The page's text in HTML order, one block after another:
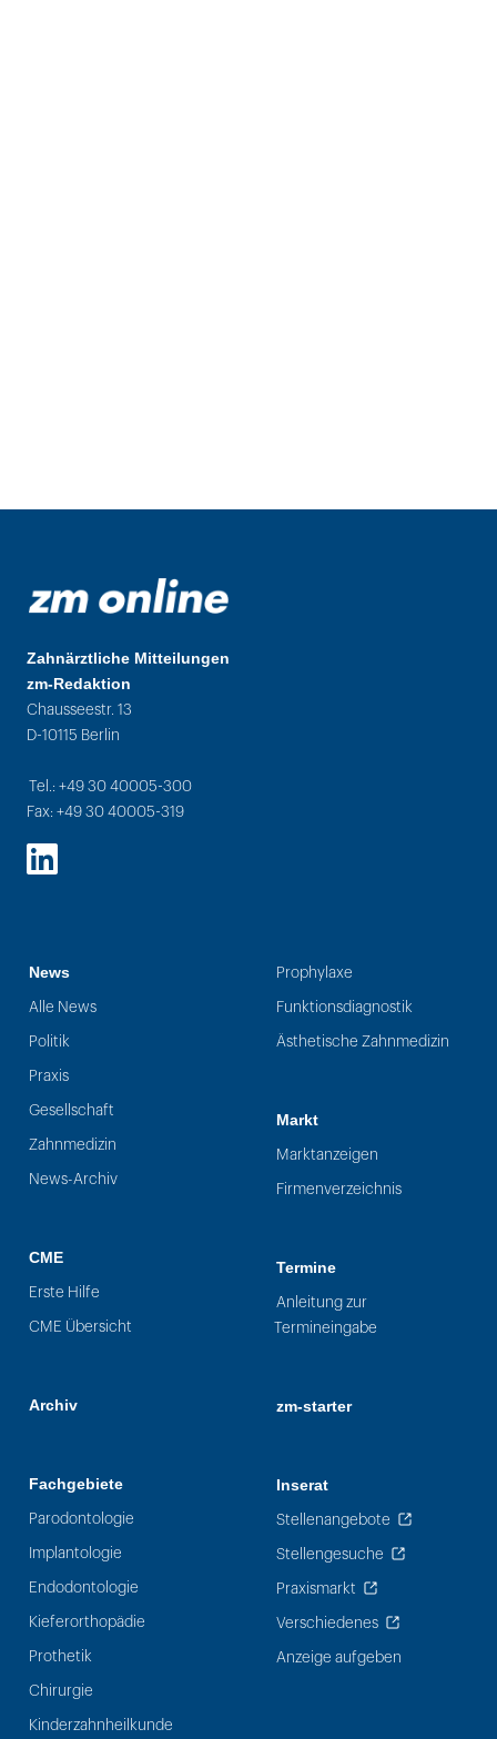
Zahnärztliche Mitteilungen
zm-Redaktion
Chausseestr. 13
D-10115 Berlin
Tel.: +49 30 40005-300
Fax: +49 30 40005-319
LinkedIn
News
Alle News
Politik
Praxis
Gesellschaft
Zahnmedizin
News-Archiv
CME
Erste Hilfe
CME Übersicht
Archiv
Fachgebiete
Parodontologie
Implantologie
Endodontologie
Kieferorthopädie
Prothetik
Chirurgie
Kinderzahnheilkunde
Prophylaxe
Funktionsdiagnostik
Ästhetische Zahnmedizin
Markt
Marktanzeigen
Firmenverzeichnis
Termine
Anleitung zur
Termineingabe
zm-starter
Inserat
Stellenangebote
Stellengesuche
Praxismarkt
Verschiedenes
Anzeige aufgeben